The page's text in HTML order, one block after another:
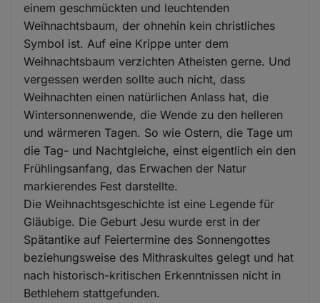
einem geschmückten und leuchtenden
Weihnachtsbaum, der ohnehin kein christliches
Symbol ist. Auf eine Krippe unter dem
Weihnachtsbaum verzichten Atheisten gerne. Und
vergessen werden sollte auch nicht, dass
Weihnachten einen natürlichen Anlass hat, die
Wintersonnenwende, die Wende zu den helleren
und wärmeren Tagen. So wie Ostern, die Tage um
die Tag- und Nachtgleiche, einst eigentlich ein den
Frühlingsanfang, das Erwachen der Natur
markierendes Fest darstellte.
Die Weihnachtsgeschichte ist eine Legende für
Gläubige. Die Geburt Jesu wurde erst in der
Spätantike auf Feiertermine des Sonnengottes
beziehungsweise des Mithraskultes gelegt und hat
nach historisch-kritischen Erkenntnissen nicht in
Bethlehem stattgefunden.